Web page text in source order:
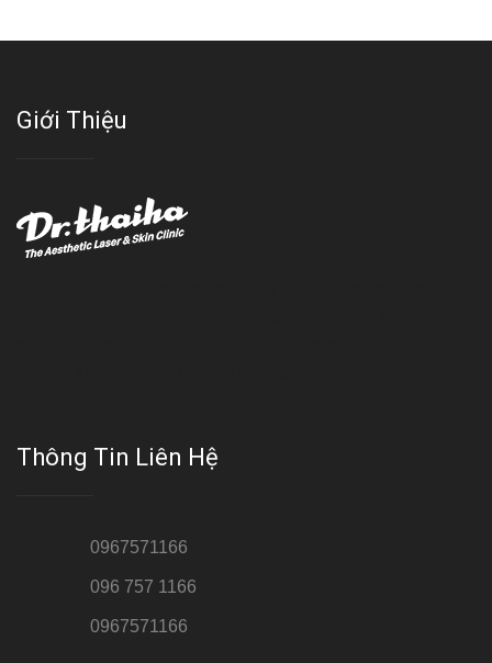
Giới Thiệu
Thông Tin Liên Hệ
0967571166
096 757 1166
0967571166